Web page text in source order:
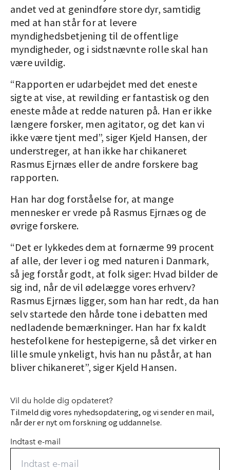
andet ved at genindføre store dyr, samtidig
med at han står for at levere
myndighedsbetjening til de offentlige
myndigheder, og i sidstnævnte rolle skal han
være uvildig.
“Rapporten er udarbejdet med det eneste
sigte at vise, at rewilding er fantastisk og den
eneste måde at redde naturen på. Han er ikke
længere forsker, men agitator, og det kan vi
ikke være tjent med”, siger Kjeld Hansen, der
understreger, at han ikke har chikaneret
Rasmus Ejrnæs eller de andre forskere bag
rapporten.
Han har dog forståelse for, at mange
mennesker er vrede på Rasmus Ejrnæs og de
øvrige forskere.
“Det er lykkedes dem at fornærme 99 procent
af alle, der lever i og med naturen i Danmark,
så jeg forstår godt, at folk siger: Hvad bilder de
sig ind, når de vil ødelægge vores erhverv?
Rasmus Ejrnæs ligger, som han har redt, da han
selv startede den hårde tone i debatten med
nedladende bemærkninger. Han har fx kaldt
hestefolkene for hestepigerne, så det virker en
lille smule ynkeligt, hvis han nu påstår, at han
bliver chikaneret”, siger Kjeld Hansen.
Vil du holde dig opdateret?
Tilmeld dig vores nyhedsopdatering, og vi sender en mail,
når der er nyt om forskning og uddannelse.
Indtast e-mail